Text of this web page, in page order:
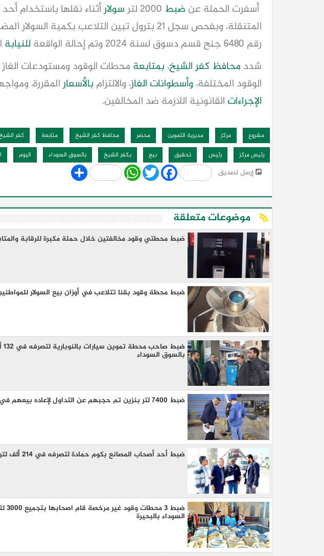
أسفرت الحملة عن ضبط سولارأثناء نقلها باستخدام
المتنقلة، وبفحص سجل 21 بترول تبين التلاعب بكمية السولار المضبوطة وحرر بها
رقم 6480 جنح قسم دسوق لسنة 2024 وتم إحالة الواقعة
للنيابة
شدد محافظ كفر الشيخ، بمتابعة محطات الوقود ومستودعات الغاز
الوقود المختلفة،وأسطوانات الغاز، والالتزام بالأسعارالمقررة،
الإجراءات القانونية اللازمة ضد المخالفين.
مشروع مركز مديرية التموين محضر محافظ كفر الشيخ متابعة كفر
رئيس مركز
رئيس تحقيق بيع بكفر الشيخ بالسوق السوداء اليوم
إرسل لصديق Share WhatsApp
Twitter Facebook
موضوعات متعلقة
ضبط محطتي وقود مخالفتين خلال حملة مكبرة للرقابة
‫ضبط محطة وقود بقنا تتلاعب في أوزان بيع السولار
بالسوق السوداء
ضبط 7400 لتر بنزين تم حجبهم عن التداول لإعاده بيعهم في السوق السوداء بدمنهور
ضبط أحد أصحاب المصانع بكوم حمادة لتصرفه في 214 ألف لتر سولار وبيعهم بالسوق السوداء
السوداء بالبحيرة